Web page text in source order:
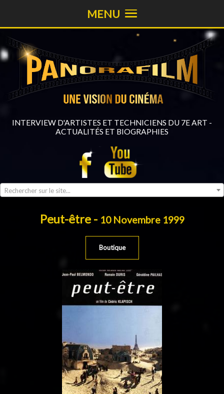
INTERVIEW D'ARTISTES ET TECHNICIENS DU 7E ART -
ACTUALITÉS ET BIOGRAPHIES
Rechercher sur le site...
MENU
Peut-être - 10 Novembre 1999
Boutique